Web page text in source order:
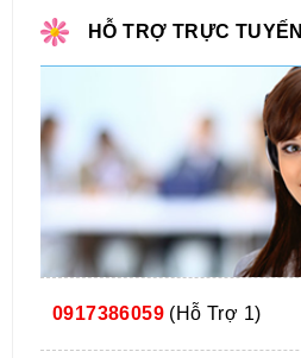
HỖ TRỢ TRỰC TUYẾN
0917386059 (Hỗ Trợ 1)